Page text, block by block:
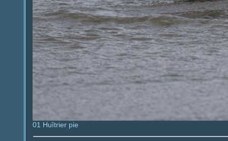
01 Huîtrier pie